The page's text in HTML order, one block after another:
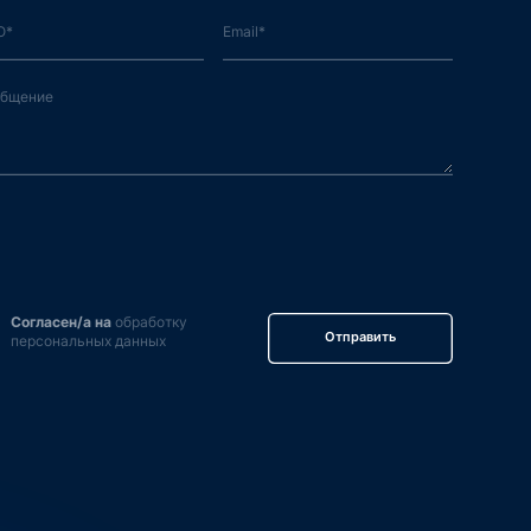
Согласен/а наобработку
персональных данных
Отправить